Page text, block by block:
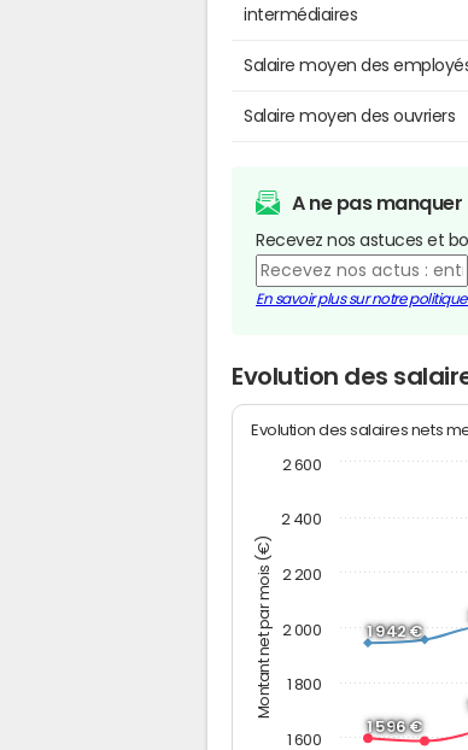
intermédiaires
Salaire moyen des
Salaire moyen des ouvriers
A ne pas manquer
Recevez nos astuces et
En savoir plus sur notre
Evolution des
Montant net par mois (€)
Evolution des salaires nets
1 596 €
1 942 €
1 600
1 800
2 000
2 200
2 400
2 600